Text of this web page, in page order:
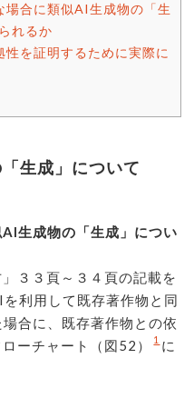
合に類似AI生成物の「生
れるか
性を証明するために実際に
生成」について
生成物の「生成」につい
３３頁～３４頁の記載を
利用して既存著作物と同
合に、既存著作物との依
ーチャート（図52）
1 に